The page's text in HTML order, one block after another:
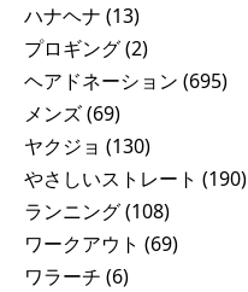
ハナヘナ (13)
プロギング(2)
ヘアドネーション (695)
メンズ(69)
ヤクジョ (130)
やさしいストレート (190)
ランニング(108)
ワークアウト (69)
ワラーチ (6)